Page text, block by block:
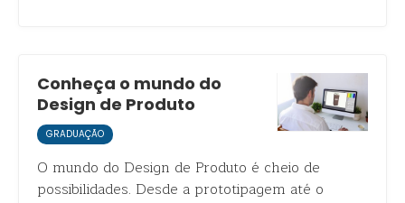
Conheça o mundo do
Design de Produto
GRADUAÇÃO
O mundo do Design de Produto é cheio de
possibilidades. Desde a prototipagem até o